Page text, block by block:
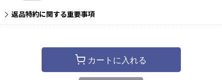
返品特約に関する重要事項
カートに入れる